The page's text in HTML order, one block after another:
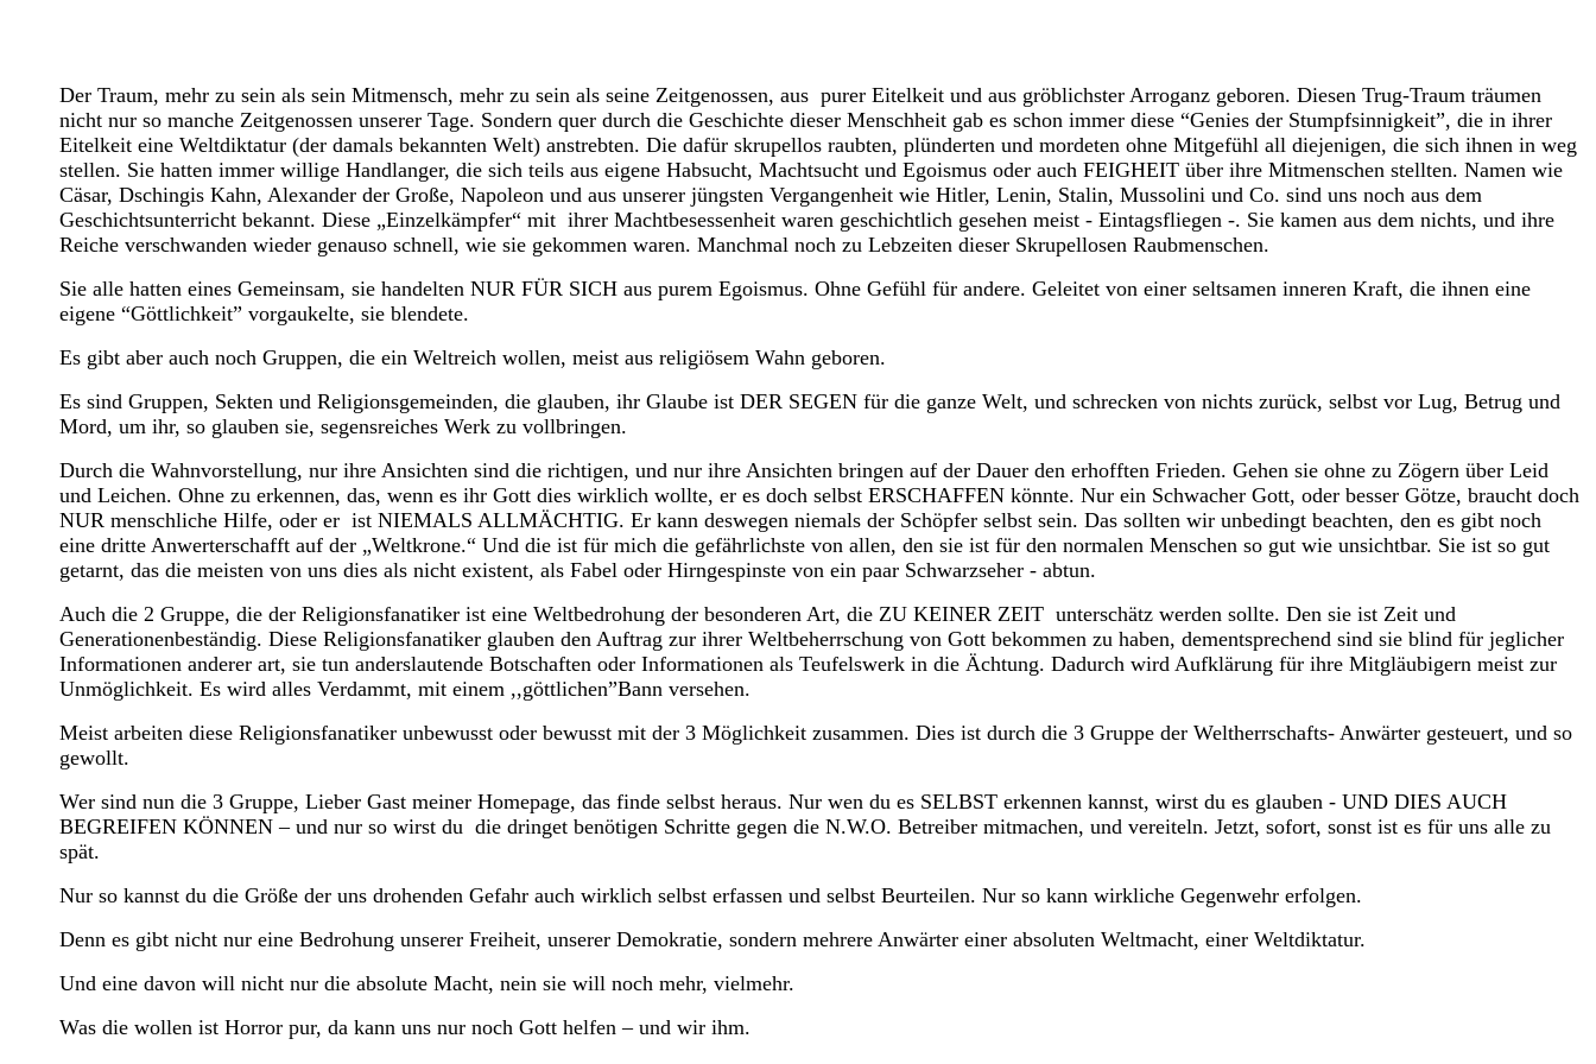
Der Traum, mehr zu sein als sein Mitmensch, mehr zu sein als seine Zeitgenossen, aus purer Eitelkeit und aus gröblichster Arroganz geboren. Diesen Trug-Traum träumen
nicht nur so manche Zeitgenossen unserer Tage. Sondern quer durch die Geschichte dieser Menschheit gab es schon immer diese “Genies der Stumpfsinnigkeit”, die in ihrer
Eitelkeit eine Weltdiktatur (der damals bekannten Welt) anstrebten. Die dafür skrupellos raubten, plünderten und mordeten ohne Mitgefühl all diejenigen, die sich ihnen in weg
stellen. Sie hatten immer willige Handlanger, die sich teils aus eigene Habsucht, Machtsucht und Egoismus oder auch FEIGHEIT über ihre Mitmenschen stellten. Namen wie
Cäsar, Dschingis Kahn, Alexander der Große, Napoleon und aus unserer jüngsten Vergangenheit wie Hitler, Lenin, Stalin, Mussolini und Co. sind uns noch aus dem
Geschichtsunterricht bekannt. Diese „Einzelkämpfer“ mit ihrer Machtbesessenheit waren geschichtlich gesehen meist - Eintagsfliegen -. Sie kamen aus dem nichts, und ihre
Reiche verschwanden wieder genauso schnell, wie sie gekommen waren. Manchmal noch zu Lebzeiten dieser Skrupellosen Raubmenschen.
Sie alle hatten eines Gemeinsam, sie handelten NUR FÜR SICH aus purem Egoismus. Ohne Gefühl für andere. Geleitet von einer seltsamen inneren Kraft, die ihnen eine
eigene “Göttlichkeit” vorgaukelte, sie blendete.
Es gibt aber auch noch Gruppen, die ein Weltreich wollen, meist aus religiösem Wahn geboren.
Es sind Gruppen, Sekten und Religionsgemeinden, die glauben, ihr Glaube ist DER SEGEN für die ganze Welt, und schrecken von nichts zurück, selbst vor Lug, Betrug und
Mord, um ihr, so glauben sie, segensreiches Werk zu vollbringen.
Durch die Wahnvorstellung, nur ihre Ansichten sind die richtigen, und nur ihre Ansichten bringen auf der Dauer den erhofften Frieden. Gehen sie ohne zu Zögern über Leid
und Leichen. Ohne zu erkennen, das, wenn es ihr Gott dies wirklich wollte, er es doch selbst ERSCHAFFEN könnte. Nur ein Schwacher Gott, oder besser Götze, braucht doch
NUR menschliche Hilfe, oder er ist NIEMALS ALLMÄCHTIG. Er kann deswegen niemals der Schöpfer selbst sein. Das sollten wir unbedingt beachten, den es gibt noch
eine dritte Anwerterschafft auf der „Weltkrone.“ Und die ist für mich die gefährlichste von allen, den sie ist für den normalen Menschen so gut wie unsichtbar. Sie ist so gut
getarnt, das die meisten von uns dies als nicht existent, als Fabel oder Hirngespinste von ein paar Schwarzseher - abtun.
Auch die 2 Gruppe, die der Religionsfanatiker ist eine Weltbedrohung der besonderen Art, die ZU KEINER ZEIT unterschätz werden sollte. Den sie ist Zeit und
Generationenbeständig. Diese Religionsfanatiker glauben den Auftrag zur ihrer Weltbeherrschung von Gott bekommen zu haben, dementsprechend sind sie blind für jeglicher
Informationen anderer art, sie tun anderslautende Botschaften oder Informationen als Teufelswerk in die Ächtung. Dadurch wird Aufklärung für ihre Mitgläubigern meist zur
Unmöglichkeit. Es wird alles Verdammt, mit einem ,,göttlichen”Bann versehen.
Meist arbeiten diese Religionsfanatiker unbewusst oder bewusst mit der 3 Möglichkeit zusammen. Dies ist durch die 3 Gruppe der Weltherrschafts- Anwärter gesteuert, und so
gewollt.
Wer sind nun die 3 Gruppe, Lieber Gast meiner Homepage, das finde selbst heraus. Nur wen du es SELBST erkennen kannst, wirst du es glauben - UND DIES AUCH
BEGREIFEN KÖNNEN – und nur so wirst du die dringet benötigen Schritte gegen die N.W.O. Betreiber mitmachen, und vereiteln. Jetzt, sofort, sonst ist es für uns alle zu
spät.
Nur so kannst du die Größe der uns drohenden Gefahr auch wirklich selbst erfassen und selbst Beurteilen. Nur so kann wirkliche Gegenwehr erfolgen.
Denn es gibt nicht nur eine Bedrohung unserer Freiheit, unserer Demokratie, sondern mehrere Anwärter einer absoluten Weltmacht, einer Weltdiktatur.
Und eine davon will nicht nur die absolute Macht, nein sie will noch mehr, vielmehr.
Was die wollen ist Horror pur, da kann uns nur noch Gott helfen – und wir ihm.